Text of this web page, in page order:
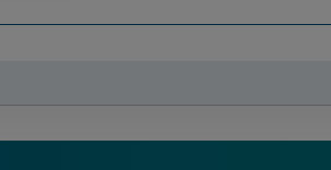
des Landes Nordrhein-